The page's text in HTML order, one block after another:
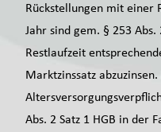
Rückstellungen mit einer
Jahr sind gem. § 253
Restlaufzeit
Marktzinssatz
Abs. 2 Satz 1 HGB in der